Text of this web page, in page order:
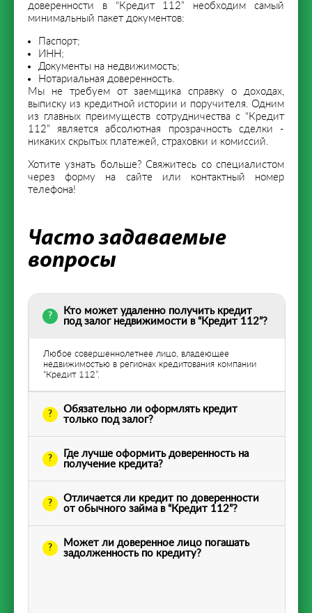
доверенности в “Кредит 112” необходим самый
минимальный пакет документов:
Паспорт;
ИНН;
Документы на недвижимость;
Нотариальная доверенность.
Мы не требуем от заемщика справку о доходах,
выписку из кредитной истории и поручителя. Одним
из главных преимуществ сотрудничества с “Кредит
112” является абсолютная прозрачность сделки -
никаких скрытых платежей, страховки и комиссий.
Хотите узнать больше? Свяжитесь со специалистом
через форму на сайте или контактный номер
телефона!
Часто задаваемые
вопросы
Любое совершеннолетнее лицо, владеющее
недвижимостью в регионах кредитования компании
“Кредит 112”.
Кто может удаленно получить кредит
под залог недвижимости в “Кредит 112”?
Обязательно ли оформлять кредит
только под залог?
Где лучше оформить доверенность на
получение кредита?
Отличается ли кредит по доверенности
от обычного займа в “Кредит 112”?
Может ли доверенное лицо погашать
задолженность по кредиту?